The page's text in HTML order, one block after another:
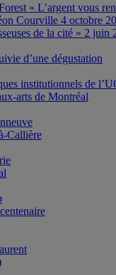
« L’argent vous
Courville 4 octobre
de la cité » 2 juin
d’une dégustation
institutionnels de
arts de Montréal
Callière